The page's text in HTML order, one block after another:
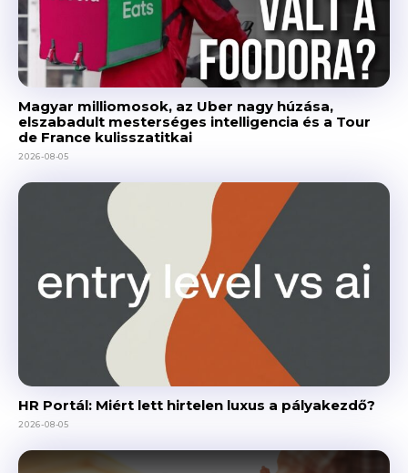
Magyar milliomosok, az Uber nagy húzása,
elszabadult mesterséges intelligencia és a Tour
de France kulisszatitkai
2026-08-05
HR Portál: Miért lett hirtelen luxus a pályakezdő?
2026-08-05